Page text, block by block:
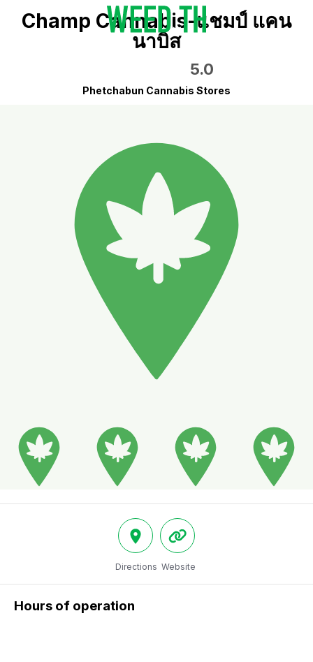
Champ Cannabis-แชมป์ แคน
นาบิส
5.0
Phetchabun Cannabis Stores
Directions Website
Hours of operation